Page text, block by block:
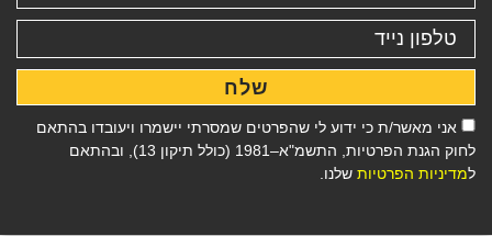
אני מאשר/ת כי ידוע לי שהפרטים שמסרתי יישמרו ויעובדו בהתאם
לחוק הגנת הפרטיות, התשמ"א–1981 (כולל תיקון 13), ובהתאם
למדיניות הפרטיות שלנו.
שלח